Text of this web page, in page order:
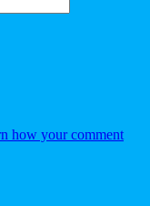
how your comment